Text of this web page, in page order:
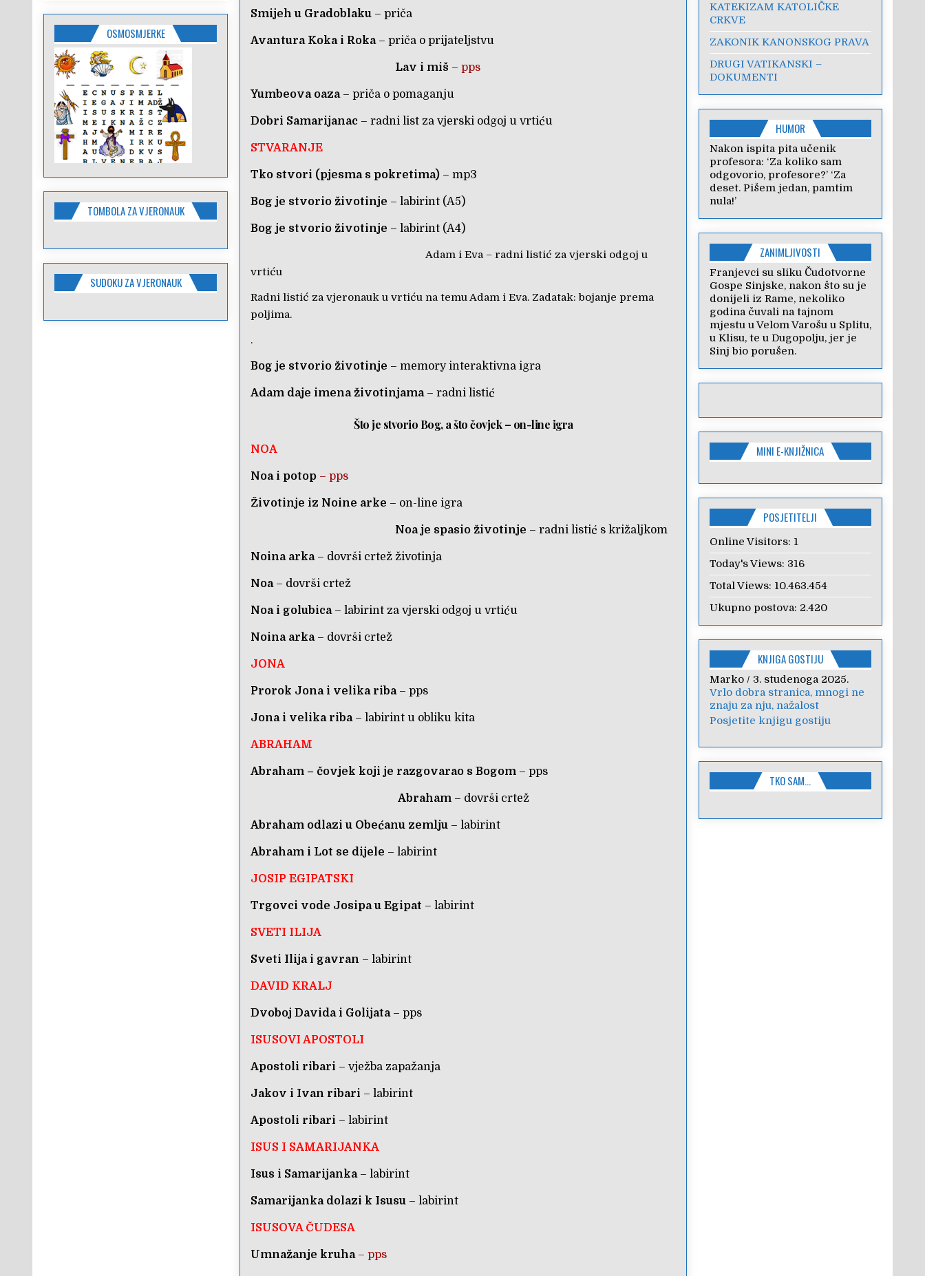
Smijeh u Gradoblaku – priča
Avantura Koka i Roka – priča o prijateljstvu
Lav i miš – pps
Yumbeova oaza – priča o pomaganju
Dobri Samarijanac – radni list za vjerski odgoj u vrtiću
STVARANJE
Tko stvori (pjesma s pokretima) – mp3
Bog je stvorio životinje – labirint (A5)
Bog je stvorio životinje – labirint (A4)
Adam i Eva – radni listić za vjerski odgoj u
vrtiću
Radni listić za vjeronauk u vrtiću na temu Adam i Eva. Zadatak: bojanje prema
poljima.
.
Bog je stvorio životinje – memory interaktivna igra
Adam daje imena životinjama – radni listić
Što je stvorio Bog, a što čovjek– on-line igra
NOA
Noa i potop – pps
Životinje iz Noine arke – on-line igra
Noa je spasio životinje – radni listić s križaljkom
Noina arka – dovrši crtež životinja
Noa – dovrši crtež
Noa i golubica – labirint za vjerski odgoj u vrtiću
Noina arka – dovrši crtež
JONA
Prorok Jona i velika riba – pps
Jona i velika riba – labirint u obliku kita
ABRAHAM
Abraham – čovjek koji je razgovarao s Bogom – pps
Abraham – dovrši crtež
Abraham odlazi u Obećanu zemlju – labirint
Abraham i Lot se dijele – labirint
JOSIP EGIPATSKI
Trgovci vode Josipa u Egipat – labirint
SVETI ILIJA
Sveti Ilija i gavran – labirint
DAVID KRALJ
Dvoboj Davida i Golijata – pps
ISUSOVI APOSTOLI
Apostoli ribari – vježba zapažanja
Jakov i Ivan ribari – labirint
Apostoli ribari – labirint
ISUS I SAMARIJANKA
Isus i Samarijanka – labirint
Samarijanka dolazi k Isusu – labirint
ISUSOVA ČUDESA
Umnažanje kruha – pps
OSMOSMJERKE
TOMBOLA ZA VJERONAUK
SUDOKU ZA VJERONAUK
KATEKIZAM KATOLIČKE
CRKVE
ZAKONIK KANONSKOG PRAVA
DRUGI VATIKANSKI –
DOKUMENTI
HUMOR
Nakon ispita pita učenik
profesora: ‘Za koliko sam
odgovorio, profesore?’ ‘Za
deset. Pišem jedan, pamtim
nula!’
ZANIMLJIVOSTI
Franjevci su sliku Čudotvorne
Gospe Sinjske, nakon što su je
donijeli iz Rame, nekoliko
godina čuvali na tajnom
mjestu u Velom Varošu u Splitu,
u Klisu, te u Dugopolju, jer je
Sinj bio porušen.
MINI E-KNJIŽNICA
POSJETITELJI
Online Visitors: 1
Today's Views: 316
Total Views: 10.463.454
Ukupno postova: 2.420
KNJIGA GOSTIJU
Anica/ 7. veljače 2024.
Poštovanje, draga kolegice!
Hvala Vam na nesebičnom
radu i promoviranju...
TKO SAM…